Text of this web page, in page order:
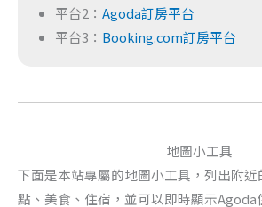
平台2： Agoda訂房平台
平台3： Booking.com訂房平台
地圖小工具
下面是本站專屬的地圖小工具，列出附
點、美食、住宿，並可以即時顯示Agoda